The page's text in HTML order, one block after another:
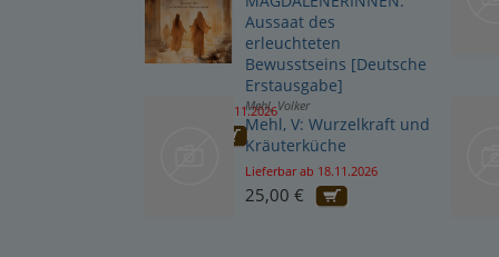
Aussaat des
erleuchteten
Bewusstseins [Deutsche
Erstausgabe]
Lieferbar ab 20.11.2026Mehl, Volker
Mehl, V: Wurzelkraft und
Kräuterküche
Lieferbar ab 18.11.2026
25,00 €